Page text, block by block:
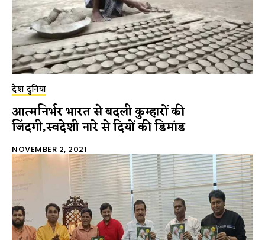
देश दुनिया
आत्मनिर्भर भारत से बदली कुम्हारों की
जिंदगी,स्वदेशी नारे से दियों की डिमांड
NOVEMBER 2, 2021